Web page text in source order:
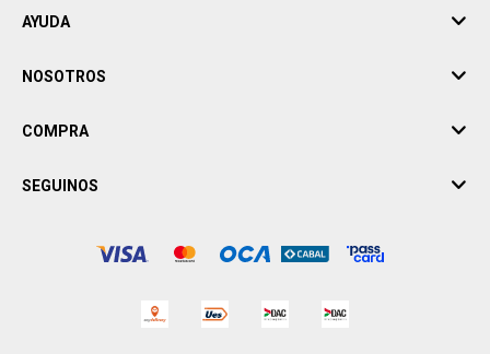
AYUDA
NOSOTROS
COMPRA
SEGUINOS